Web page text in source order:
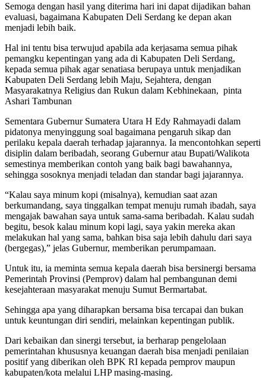
Semoga dengan hasil yang diterima hari ini dapat dijadikan bahan
evaluasi, bagaimana Kabupaten Deli Serdang ke depan akan
menjadi lebih baik.
Hal ini tentu bisa terwujud apabila ada kerjasama semua pihak
pemangku kepentingan yang ada di Kabupaten Deli Serdang,
kepada semua pihak agar senatiasa berupaya untuk menjadikan
Kabupaten Deli Serdang lebih Maju, Sejahtera, dengan
Masyarakatnya Religius dan Rukun dalam Kebhinekaan, pinta
Ashari Tambunan
Sementara Gubernur Sumatera Utara H Edy Rahmayadi dalam
pidatonya menyinggung soal bagaimana pengaruh sikap dan
perilaku kepala daerah terhadap jajarannya. Ia mencontohkan seperti
disiplin dalam beribadah, seorang Gubernur atau Bupati/Walikota
semestinya memberikan contoh yang baik bagi bawahannya,
sehingga sosoknya menjadi teladan dan standar bagi jajarannya.
“Kalau saya minum kopi (misalnya), kemudian saat azan
berkumandang, saya tinggalkan tempat menuju rumah ibadah, saya
mengajak bawahan saya untuk sama-sama beribadah. Kalau sudah
begitu, besok kalau minum kopi lagi, saya yakin mereka akan
melakukan hal yang sama, bahkan bisa saja lebih dahulu dari saya
(bergegas),” jelas Gubernur, memberikan perumpamaan.
Untuk itu, ia meminta semua kepala daerah bisa bersinergi bersama
Pemerintah Provinsi (Pemprov) dalam hal pembangunan demi
kesejahteraan masyarakat menuju Sumut Bermartabat.
Sehingga apa yang diharapkan bersama bisa tercapai dan bukan
untuk keuntungan diri sendiri, melainkan kepentingan publik.
Dari kebaikan dan sinergi tersebut, ia berharap pengelolaan
pemerintahan khususnya keuangan daerah bisa menjadi penilaian
positif yang diberikan oleh BPK RI kepada pemprov maupun
kabupaten/kota melalui LHP masing-masing.